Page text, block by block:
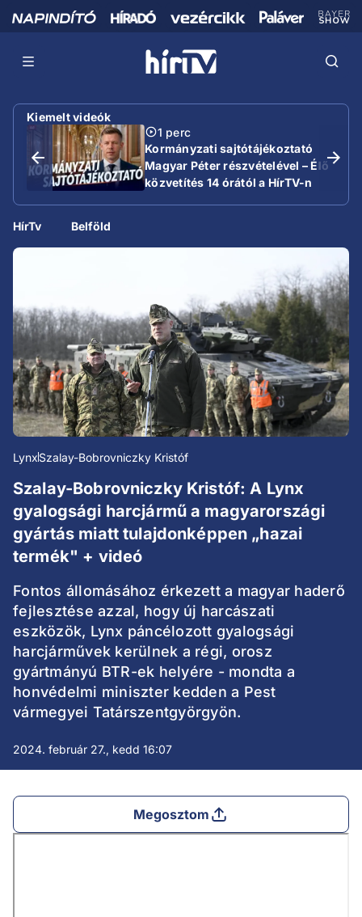
Kiemelt videók
1 perc
Kormányzati sajtótájékoztató
Magyar Péter részvételével – Élő
közvetítés 14 órától a HírTV-n
HírTv Belföld
LynxSzalay-Bobrovniczky Kristóf
Szalay-Bobrovniczky Kristóf: A Lynx
gyalogsági harcjármű a magyarországi
gyártás miatt tulajdonképpen „hazai
termék" + videó
Fontos állomásához érkezett a magyar haderő
fejlesztése azzal, hogy új harcászati
eszközök, Lynx páncélozott gyalogsági
harcjárművek kerülnek a régi, orosz
gyártmányú BTR-ek helyére - mondta a
honvédelmi miniszter kedden a Pest
vármegyei Tatárszentgyörgyön.
2024. február 27., kedd 16:07
Megosztom